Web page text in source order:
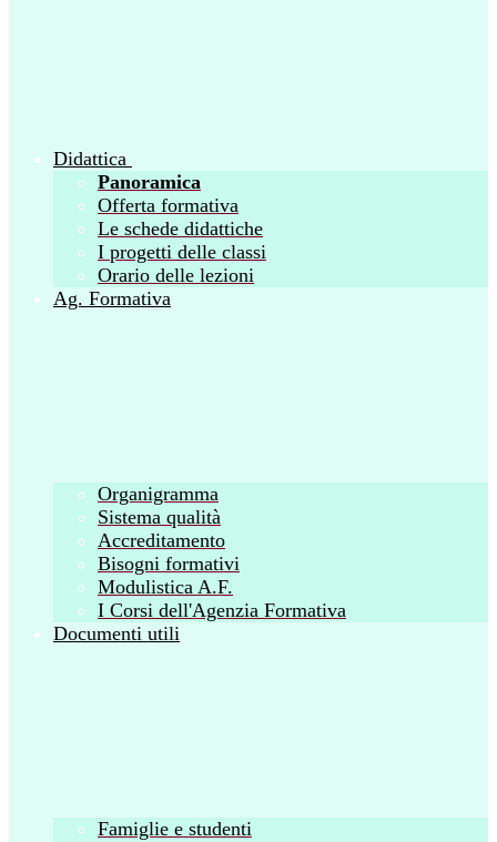
Didattica
Panoramica
Offerta formativa
Le schede didattiche
I progetti delle classi
Orario delle lezioni
Ag. Formativa
Organigramma
Sistema qualità
Accreditamento
Bisogni formativi
Modulistica A.F.
I Corsi dell'Agenzia Formativa
Documenti utili
Famiglie e studenti